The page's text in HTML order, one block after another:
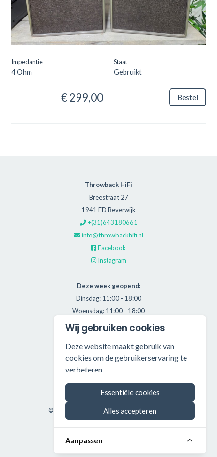
TBOD00074 Uitvoering
Zwart fineer
Impedantie
4 Ohm
Staat
Gebruikt
€ 299,00 Bestel
Throwback HiFi
Breestraat 27
1941 ED Beverwijk
+(31)643180661
info@throwbackhifi.nl
Facebook
Instagram
Deze week geopend:
Dinsdag: 11:00 - 18:00
Woensdag: 11:00 - 18:00
Donderdag: 11:00 - 21:00
Vrijdag: 11:00 - 18:00
Zaterdag: 11:00 - 17:00
Alle getoonde prijzen zijn incl. BTW.
Algemene Voorwaarden
Manage cookies
©2026 Throwback HiFi — All rights reserved.
Wij gebruiken cookies
Deze website maakt gebruik van
cookies om de gebruikerservaring te
verbeteren.
Essentiële cookies
Alles accepteren
Aanpassen